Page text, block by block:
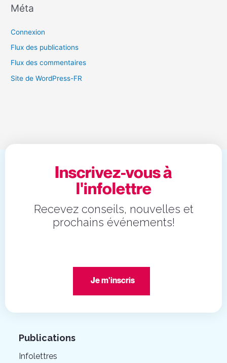
Méta
Connexion
Flux des publications
Flux des commentaires
Site de WordPress-FR
Inscrivez-vous à
l'infolettre
Recevez conseils, nouvelles et
prochains événements!
Je m'inscris
Publications
Infolettres